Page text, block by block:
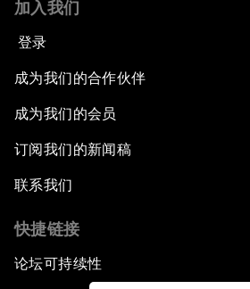
加入我们
登录
成为我们的合作伙伴
成为我们的会员
订阅我们的新闻稿
联系我们
快捷链接
论坛可持续性